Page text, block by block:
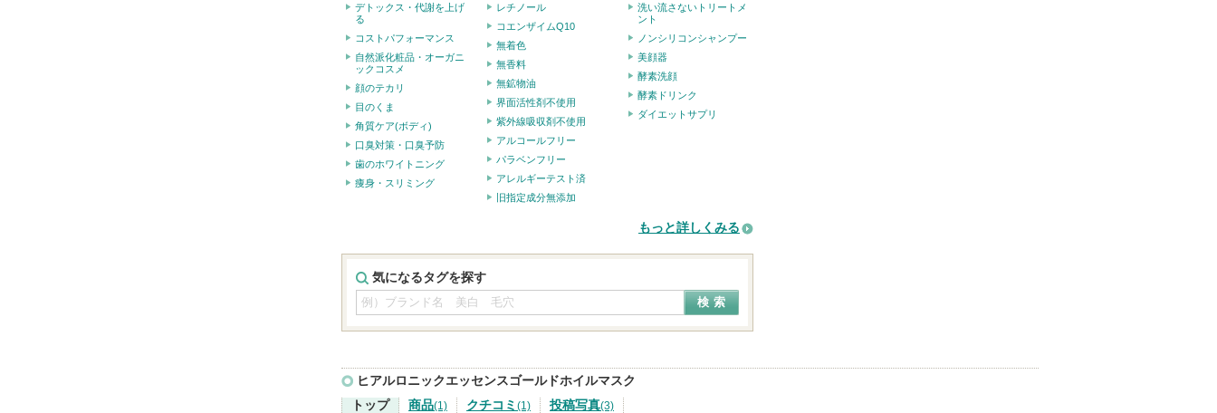
デトックス・代謝を上げ
る
コストパフォーマンス
自然派化粧品・オーガニ
ックコスメ
顔のテカリ
目のくま
角質ケア(ボディ)
口臭対策・口臭予防
歯のホワイトニング
痩身・スリミング
レチノール
コエンザイムQ10
無着色
無香料
無鉱物油
界面活性剤不使用
紫外線吸収剤不使用
アルコールフリー
パラベンフリー
アレルギーテスト済
旧指定成分無添加
洗い流さないトリートメ
ント
ノンシリコンシャンプー
美顔器
酵素洗顔
酵素ドリンク
ダイエットサプリ
もっと詳しくみる
気になるタグを探す
ヒアルロニックエッセンスゴールドホイルマスク
トップ
商品(1) クチコミ (1) 投稿写真(3)